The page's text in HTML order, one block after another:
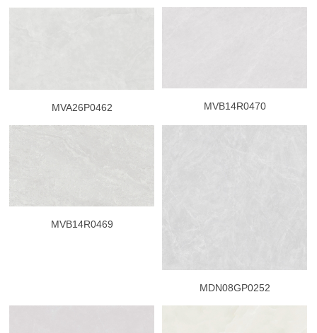
MVA26P0462 MVB14R0470
MVB14R0469
MDN08GP0252